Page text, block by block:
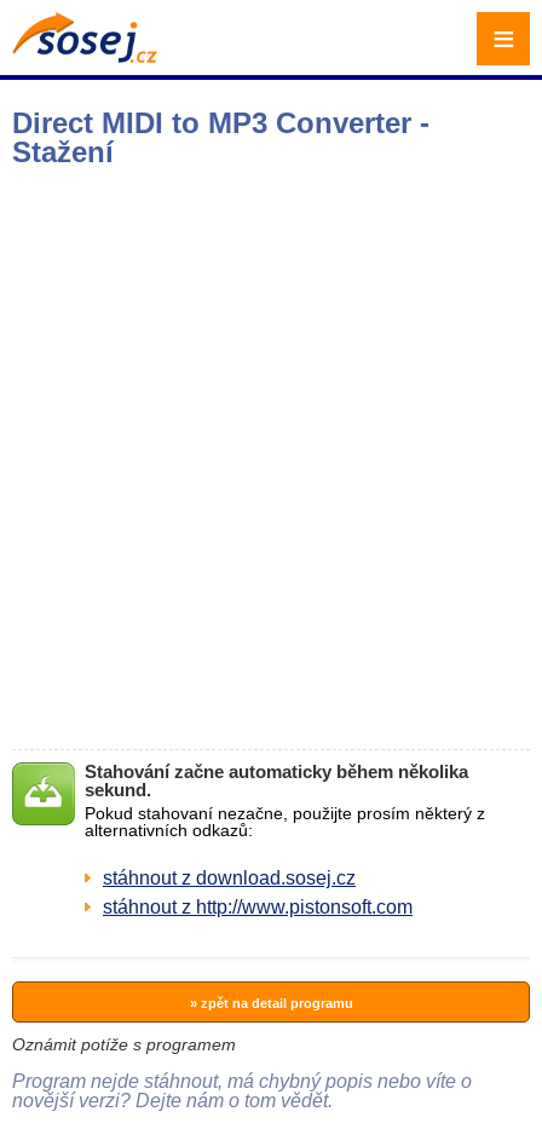
Direct MIDI to MP3 Converter -
Stažení
Stahování začne automaticky během několika
sekund.
Pokud stahovaní nezačne, použijte prosím některý z
alternativních odkazů:
stáhnout z download.sosej.cz
stáhnout z http://www.pistonsoft.com
» zpět na detail programu
Oznámit potíže s programem
Program nejde stáhnout, má chybný popis nebo víte o
novější verzi? Dejte nám o tom vědět.
≡